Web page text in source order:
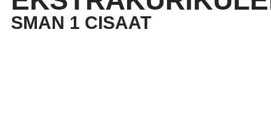
SMAN 1 CISAAT